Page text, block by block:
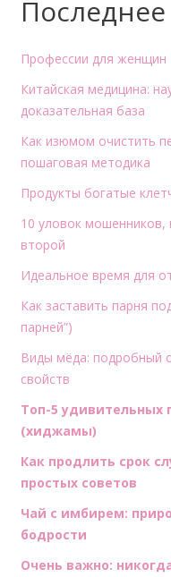
Последнее
Профессии для женщин
Китайская медицина:
доказательная база
Как изюмом очистить
пошаговая методика
Продукты богатые
10 уловок
второй
Идеальное время для
Как заставить парня
парней”)
Виды мёда: подробный
свойств
Топ-5 удивительных
(хиджамы)
Как продлить срок
простых советов
Чай с имбирем:
бодрости
Очень важно: